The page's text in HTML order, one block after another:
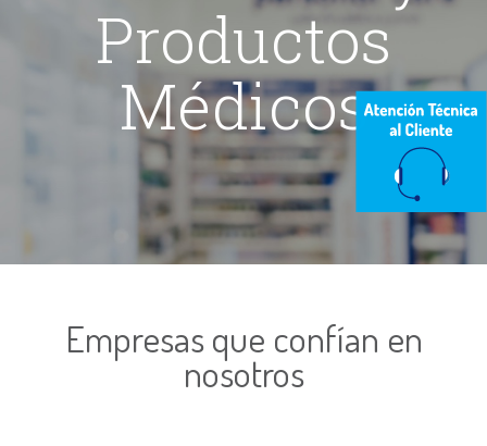
Productos
Médicos
Empresas que confían en
nosotros